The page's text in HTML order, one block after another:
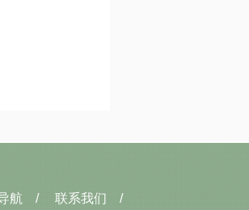
航 / 联系我们 /